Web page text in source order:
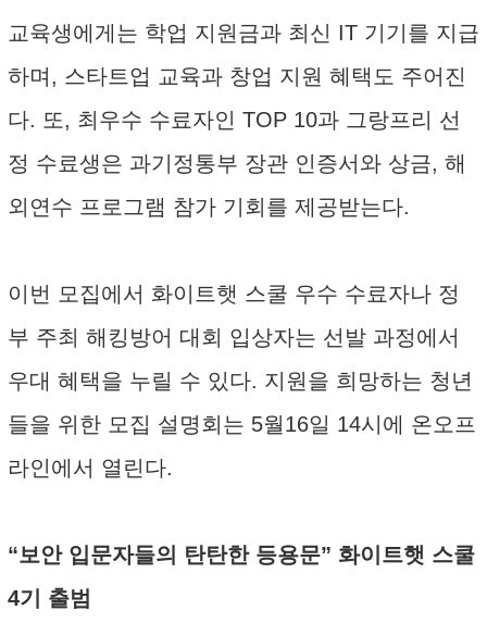
교육생에게는 학업 지원금과 최신 IT 기기를 지급
하며, 스타트업 교육과 창업 지원 혜택도 주어진
다. 또, 최우수 수료자인 TOP 10과 그랑프리 선
정 수료생은 과기정통부 장관 인증서와 상금, 해
외연수 프로그램 참가 기회를 제공받는다.
이번 모집에서 화이트햇 스쿨 우수 수료자나 정
부 주최 해킹방어 대회 입상자는 선발 과정에서
우대 혜택을 누릴 수 있다. 지원을 희망하는 청년
들을 위한 모집 설명회는 5월16일 14시에 온오프
라인에서 열린다.
“보안 입문자들의 탄탄한 등용문” 화이트햇 스쿨
4기 출범